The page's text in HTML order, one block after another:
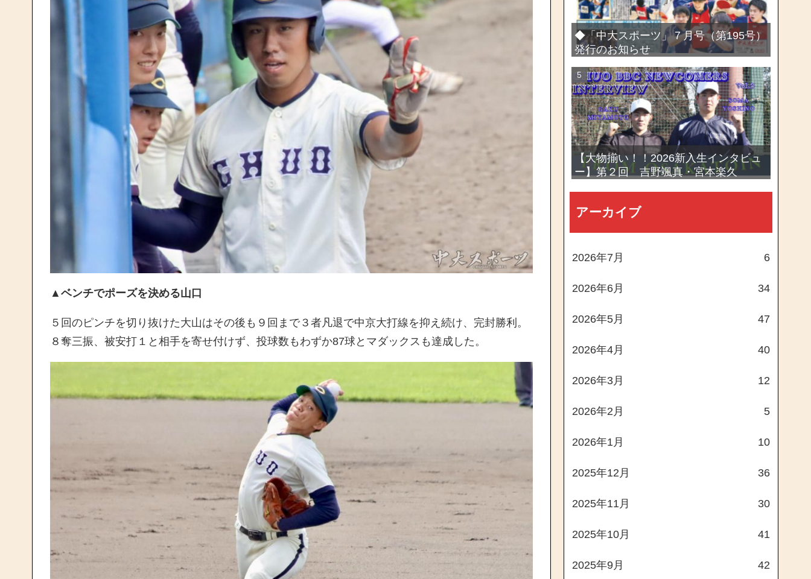
▲ベンチでポーズを決める山口
５回のピンチを切り抜けた大山はその後も９回まで３者凡退で中京大打線を抑え続け、完封勝利。
８奪三振、被安打１と相手を寄せ付けず、投球数もわずか87球とマダックスも達成した。
◆「中大スポーツ」７月号（第195号）
発行のお知らせ
【大物揃い！！2026新入生インタビュ
ー】第２回 吉野颯真・宮本楽久
アーカイブ
2026年7月 6
2026年6月 34
2026年5月 47
2026年4月 40
2026年3月 12
2026年2月 5
2026年1月 10
2025年12月 36
2025年11月 30
2025年10月 41
2025年9月 42